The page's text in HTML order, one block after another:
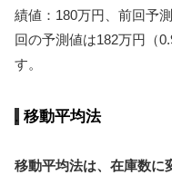
績値：180万円、前回予
回の予測値は182万円（
す。
移動平均法
移動平均法は、在庫数に